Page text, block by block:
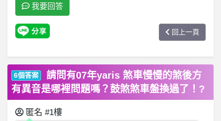
我要回答
回上一頁
6個答案
請問有07年yaris 煞車慢慢的煞後方
有異音是哪裡問題嗎？鼓煞煞車盤換過了！?
匿名 #1樓